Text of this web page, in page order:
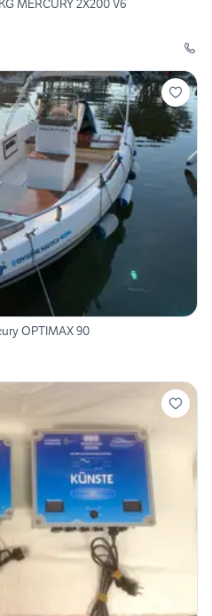
MERCURY 2X200 V6
OPTIMAX 90